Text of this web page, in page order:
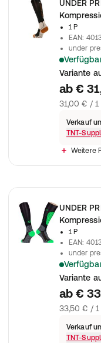
UNDER
1 P
EAN:
under
Optimales
Variante
ab €
31,00 € / 1
Verkauf
TNT-
Weitere
UNDER
1 P
EAN:
under
optimales
Variante
ab €
33,50 € / 1
Verkauf
TNT-